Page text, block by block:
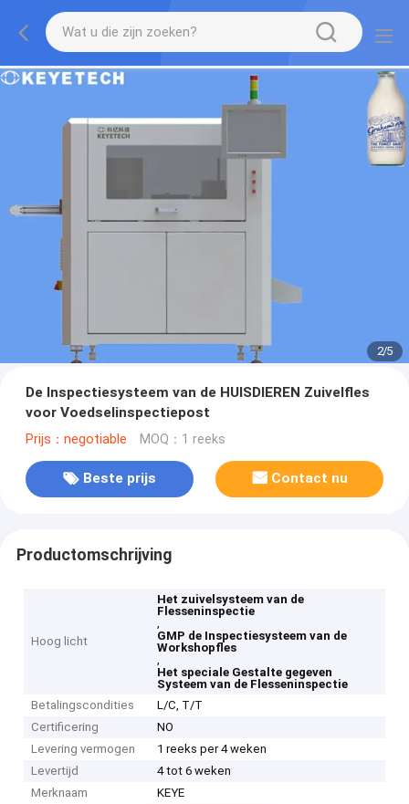
2/5
De Inspectiesysteem van de HUISDIEREN Zuivelfles
voor Voedselinspectiepost
Prijs：negotiable MOQ：1 reeks
Beste prijs Contact nu
Productomschrijving
Hoog licht
Het zuivelsysteem van de
Flesseninspectie
,
GMP de Inspectiesysteem van de
Workshopfles
,
Het speciale Gestalte gegeven
Systeem van de Flesseninspectie
Betalingscondities
L/C, T/T
Certificering
NO
Levering vermogen
1 reeks per 4 weken
Levertijd
4 tot 6 weken
Merknaam
KEYE